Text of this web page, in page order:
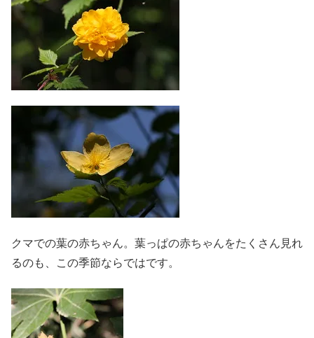
クマでの葉の赤ちゃん。葉っぱの赤ちゃんをたくさん見れ
るのも、この季節ならではです。